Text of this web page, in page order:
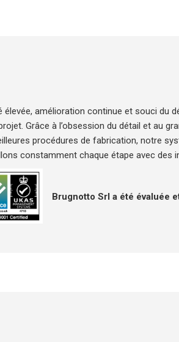
élevée, amélioration continue et souci du
Grâce à l’obsession du détail et au
procédures de fabrication, notre
constamment chaque étape avec des
Brugnotto Srl a été évaluée